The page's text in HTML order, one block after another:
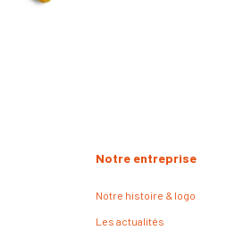
Notre entreprise
Notre histoire & logo
Les actualités